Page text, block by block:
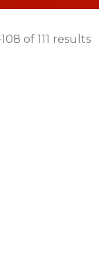
of 111 results